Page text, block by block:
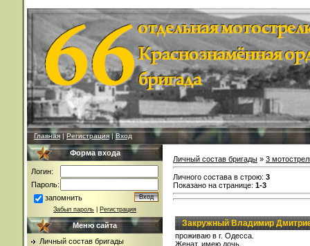
Главная|Регистрация|Вход
Форма входа
Логин:
Пароль:
запомнить
Забыл пароль Регистрация
Меню сайта
Личный состав бригады
Личный состав бригады » 3
Личного состава в строю: 3
Показано на странице: 1-3
Закружный Владимир
проживаю в г. Одесса.
Женат, имею дочь.